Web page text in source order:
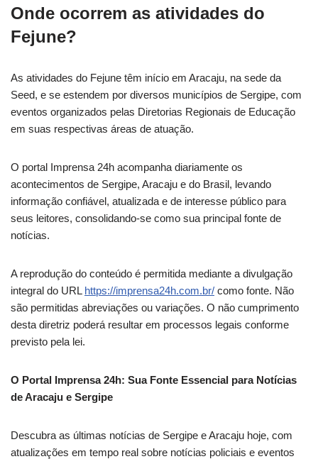
Onde ocorrem as atividades do
Fejune?
As atividades do Fejune têm início em Aracaju, na sede da
Seed, e se estendem por diversos municípios de Sergipe, com
eventos organizados pelas Diretorias Regionais de Educação
em suas respectivas áreas de atuação.
O portal Imprensa 24h acompanha diariamente os
acontecimentos de Sergipe, Aracaju e do Brasil, levando
informação confiável, atualizada e de interesse público para
seus leitores, consolidando-se como sua principal fonte de
notícias.
A reprodução do conteúdo é permitida mediante a divulgação
integral do URL https://imprensa24h.com.br/ como fonte. Não
são permitidas abreviações ou variações. O não cumprimento
desta diretriz poderá resultar em processos legais conforme
previsto pela lei.
O Portal Imprensa 24h: Sua Fonte Essencial para Notícias
de Aracaju e Sergipe
Descubra as últimas notícias de Sergipe e Aracaju hoje, com
atualizações em tempo real sobre notícias policiais e eventos